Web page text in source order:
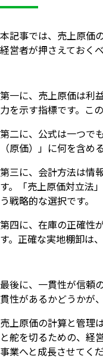
本記事では、売上原価
経営者が押さえておく
第一に、売上原価は利
力を示す指標です。こ
第二に、公式は一つで
（原価）」に何を含
第三に、会計方法は情
す。「売上原価対立法
う戦略的な選択です。
第四に、在庫の正確性
す。正確な実地棚卸は
最後に、一貫性が信頼
貫性があるかどうかが
売上原価の計算と管理
と舵を切るための、経
事業へと成長させてくだ